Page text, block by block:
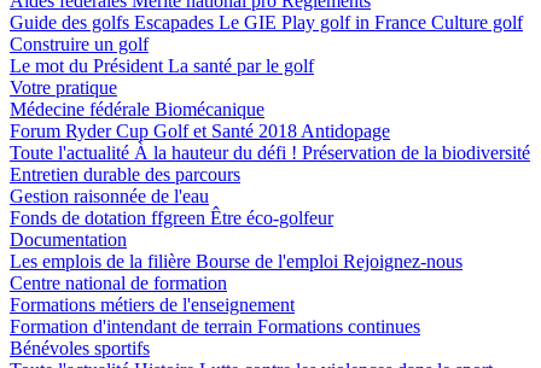
Guide des golfs Escapades Le GIE Play golf in France Culture golf
Construire un golf
Le mot du Président La santé par le golf
Votre pratique
Médecine fédérale Biomécanique
Forum Ryder Cup Golf et Santé 2018 Antidopage
Toute l'actualité À la hauteur du défi ! Préservation de la biodiversité
Entretien durable des parcours
Gestion raisonnée de l'eau
Fonds de dotation ffgreen Être éco-golfeur
Documentation
Les emplois de la filière Bourse de l'emploi Rejoignez-nous
Centre national de formation
Formations métiers de l'enseignement
Formation d'intendant de terrain Formations continues
Bénévoles sportifs